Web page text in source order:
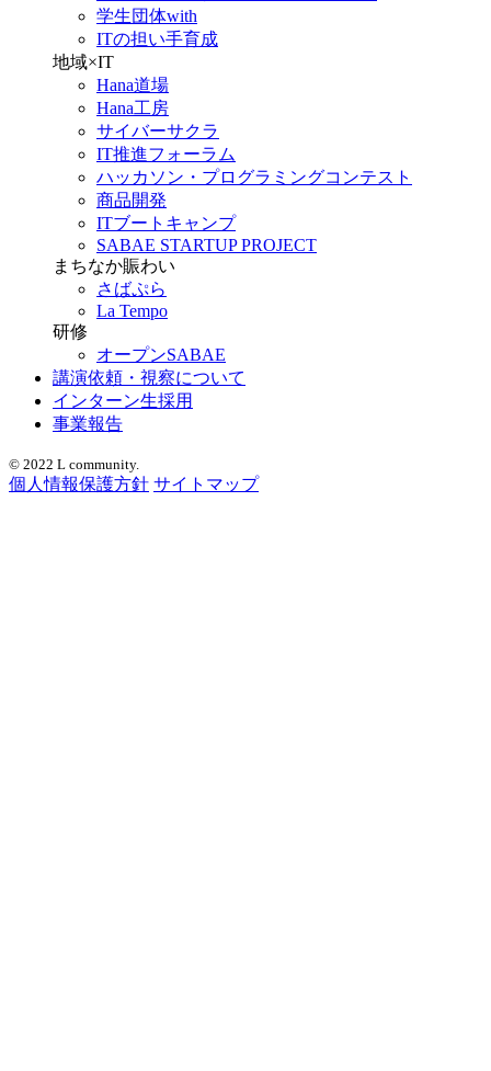
学生団体with
ITの担い手育成
地域×IT
Hana道場
Hana工房
サイバーサクラ
IT推進フォーラム
ハッカソン・プログラミングコンテスト
商品開発
ITブートキャンプ
SABAE STARTUP PROJECT
まちなか賑わい
さばぷら
La Tempo
研修
オープンSABAE
講演依頼・視察について
インターン生採用
事業報告
© 2022 L community.
個人情報保護方針 サイトマップ